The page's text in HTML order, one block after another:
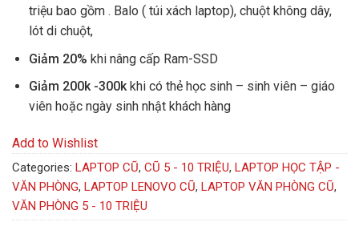
triệu bao gồm . Balo ( túi xách laptop), chuột không dây,
lót di chuột,
Giảm 20% khi nâng cấp Ram-SSD
Giảm 200k -300k khi có thẻ học sinh – sinh viên – giáo
viên hoặc ngày sinh nhật khách hàng
Add to Wishlist
Categories: LAPTOP CŨ, CŨ 5 - 10 TRIỆU, LAPTOP HỌC TẬP -
VĂN PHÒNG, LAPTOP LENOVO CŨ, LAPTOP VĂN PHÒNG CŨ,
VĂN PHÒNG 5 - 10 TRIỆU